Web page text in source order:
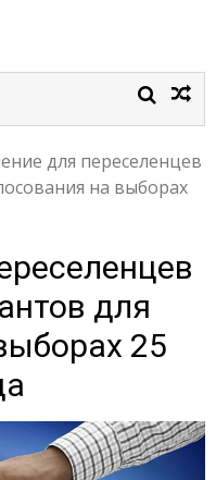
для переселенцев
на выборах
для
25